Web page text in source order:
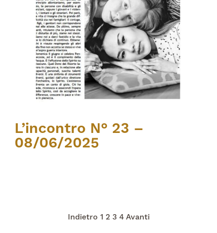
L’incontro N° 23 –
08/06/2025
Paginazione
Indietro 1 2 3 4 Avanti